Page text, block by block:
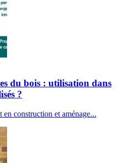
du bois : utilisation dans
?
construction et aménage...